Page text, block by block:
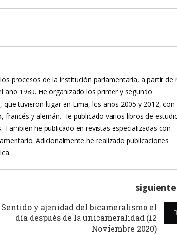
procesos de la institución parlamentaria, a partir de
año 1980. He organizado los primer y segundo
tuvieron lugar en Lima, los años 2005 y 2012, con
y alemán. He publicado varios libros de
he publicado en revistas especializadas con
Adicionalmente he realizado publicaciones
siguiente
Sentido y ajenidad del bicameralismo el
día después de la unicameralidad (12
Noviembre 2020)